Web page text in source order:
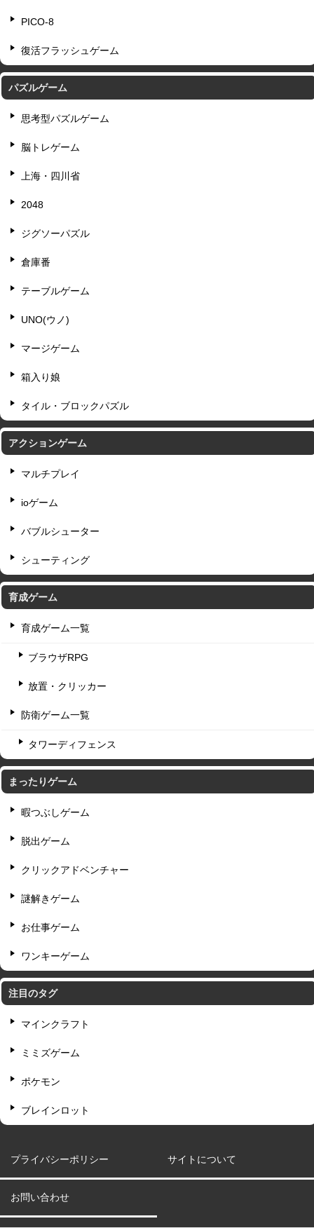
PICO-8
復活フラッシュゲーム
パズルゲーム
思考型パズルゲーム
脳トレゲーム
上海・四川省
2048
ジグソーパズル
倉庫番
テーブルゲーム
UNO(ウノ)
マージゲーム
箱入り娘
タイル・ブロックパズル
アクションゲーム
マルチプレイ
ioゲーム
バブルシューター
シューティング
育成ゲーム
育成ゲーム一覧
ブラウザRPG
放置・クリッカー
防衛ゲーム一覧
タワーディフェンス
まったりゲーム
暇つぶしゲーム
脱出ゲーム
クリックアドベンチャー
謎解きゲーム
お仕事ゲーム
ワンキーゲーム
注目のタグ
マインクラフト
ミミズゲーム
ポケモン
ブレインロット
プライバシーポリシー サイトについて
お問い合わせ